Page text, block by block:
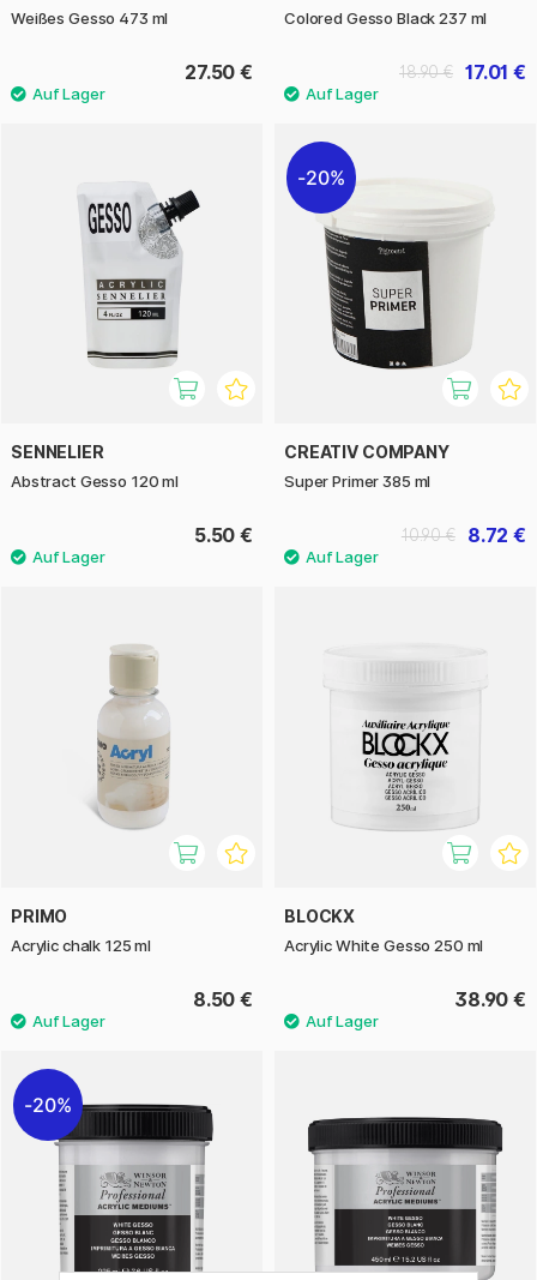
Weißes Gesso 473 ml
27.50 €
Colored Gesso Black 237 ml
17.01 €
18.90 €
SENNELIER
Abstract Gesso 120 ml
5.50 €
20%
CREATIV COMPANY
Super Primer 385 ml
8.72 €
10.90 €
PRIMO
Acrylic chalk 125 ml
8.50 €
BLOCKX
Acrylic White Gesso 250 ml
38.90 €
20%